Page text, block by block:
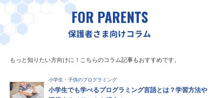
FOR PARENTS
保護者さま向けコラム
もっと知りたい方向けに！こちらのコラム記事もおすすめです。
小学生・子供のプログラミング
小学生でも学べるプログラミング言語とは？学習方法や